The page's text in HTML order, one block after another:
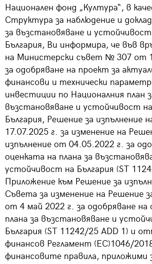
Национален фонд „Култура“, в
Структура за наблюдение и
за възстановяване и устойчивост
България, Ви информира, че във
на Министерски съвет № 307 от
за одобряване на проект за
финансови и технически
инвестиции по Националния план
възстановяване и устойчивост
България, Решение за изпълнение
17.07.2025 г. за изменение на
изпълнение от 04.05.2022 г. за
оценката на плана за
устойчивост на България (ST
Приложение към Решение за
Съвета за изменение на Решение
от 4 май 2022 г. за одобряване на
плана за възстановяване и
България (ST 11242/25 ADD 1) и
финансов Регламент (ЕС)1046/
финансовите правила, приложими